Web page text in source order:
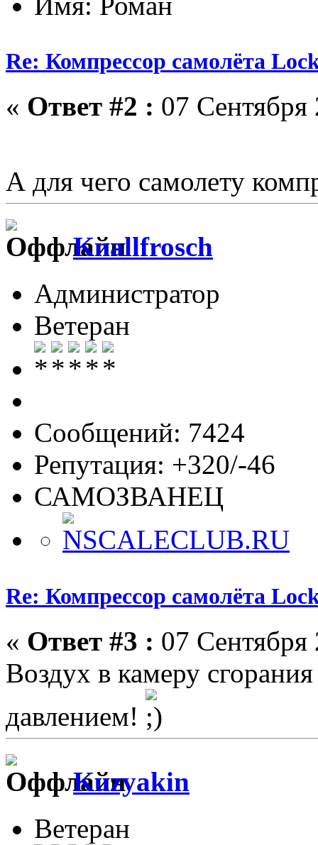
Re: Компрессор самолёта
« Ответ #2 : 07
А для чего самолету
Knallfrosch
Администратор
Ветеран
Сообщений: 7424
Репутация: +320/-46
САМОЗВАНЕЦ
Re: Компрессор самолёта
« Ответ #3 : 07
Воздух в камеру
давлением!
Kuzyakin
Ветеран